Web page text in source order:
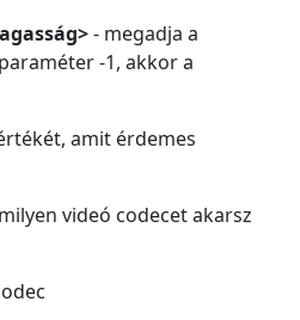
- megadja a
-1, akkor a
amit érdemes
videó codecet akarsz